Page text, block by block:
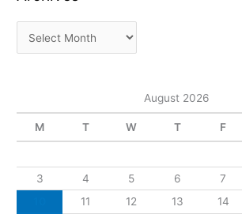
August 2026
M T W T F
3
4 5 6 7
11 12 13 14